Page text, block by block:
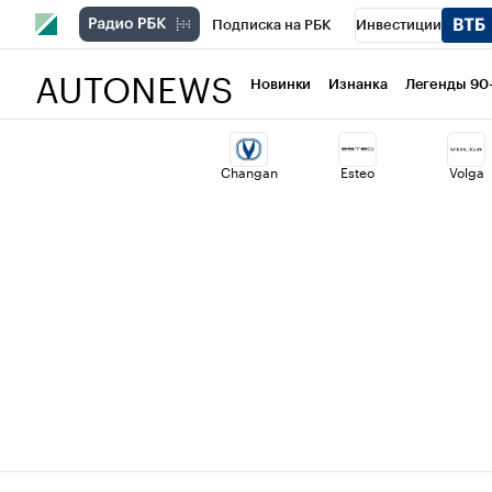
Подписка на РБК Инвестиции
Национальные проекты Город
Кредитные рейтинги Франшизы
AUTONEWS Новинки Изнанка Легенды
Changan Esteo Volga